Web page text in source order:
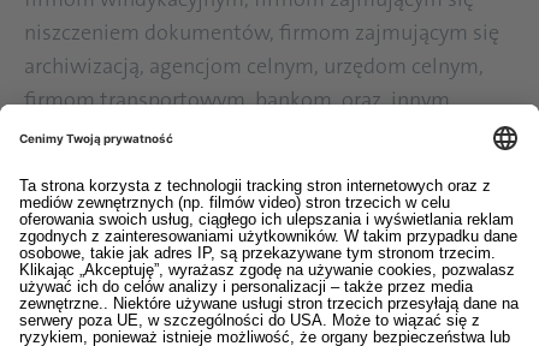
niszczeniem dokumentów, firmom zajmującym się
archiwizacją, agencjom celnym, urzędom celnym,
firmom transportowym, bankom oraz innym
podmiotom, gdy wynika to z przepisów prawa.
(5) Pani/Pana dane osobowe nie będą przekazywane
do państw trzecich.
(6) Pani/Pana dane osobowe będą przetwarzane
przez czas realizacji umowy, a następnie do czasu